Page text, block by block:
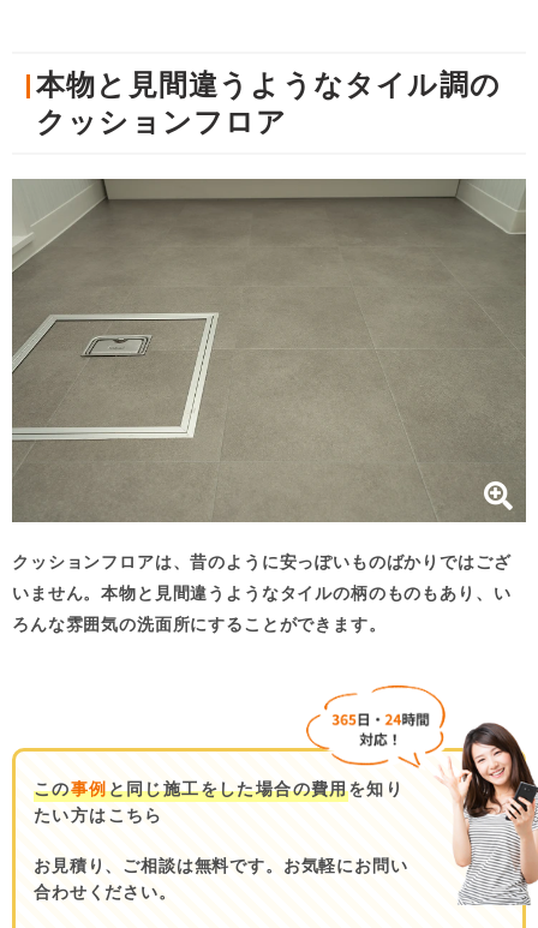
本物と見間違うようなタイル調の
クッションフロア
クッションフロアは、昔のように安っぽいものばかりではござ
いません。本物と見間違うようなタイルの柄のものもあり、い
ろんな雰囲気の洗面所にすることができます。
この事例と同じ施工をした場合の費用を知り
たい方はこちら
お見積り、ご相談は無料です。お気軽にお問い
合わせください。